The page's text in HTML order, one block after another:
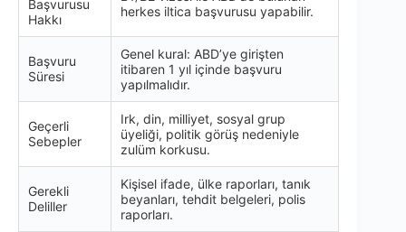
Başvurusu
Hakkı
herkes iltica başvurusu yapabilir.
Başvuru
Süresi
Genel kural: ABD’ye girişten
itibaren 1 yıl içinde başvuru
yapılmalıdır.
Geçerli
Sebepler
Irk, din, milliyet, sosyal grup
üyeliği, politik görüş nedeniyle
zulüm korkusu.
Gerekli
Deliller
Kişisel ifade, ülke raporları, tanık
beyanları, tehdit belgeleri, polis
raporları.